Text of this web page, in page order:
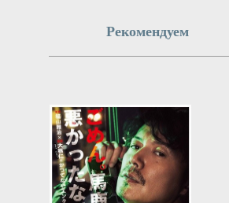
7 августа 2026г.
погибшего участника СВО
получить выплаты
Омбудсмен Лантратова помогла
семье погибшего участника
СВО получить все выплаты.
Рекомендуем